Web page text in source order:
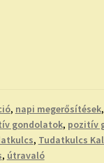
, napi megerősítések,
gondolatok, pozitív
, Tudatkulcs
, útravaló